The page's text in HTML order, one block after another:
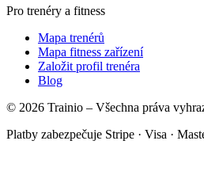
Pro trenéry a fitness
Mapa trenérů
Mapa fitness zařízení
Založit profil trenéra
Blog
© 2026 Trainio – Všechna práva
Platby zabezpečuje Stripe · Visa ·